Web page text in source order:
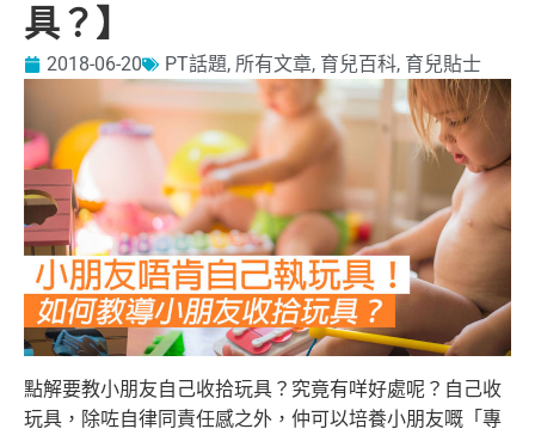
具？】
2018-06-20 PT話題, 所有文章, 育兒百科, 育兒貼士
點解要教小朋友自己收拾玩具？究竟有咩好處呢？自己收
玩具，除咗自律同責任感之外，仲可以培養小朋友嘅「專